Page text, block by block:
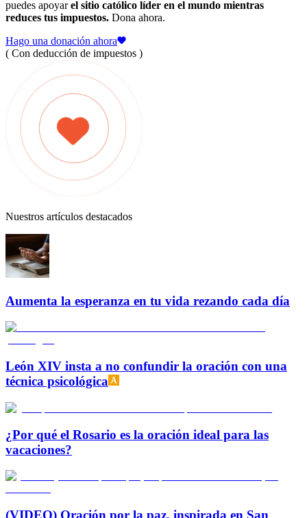
puedes apoyarel sitio católico líder en el mundo mientras
reduces tus impuestos. Dona ahora.
Hago una donación ahora
( Con deducción de impuestos )
Nuestros artículos destacados
Aumenta la esperanza en tu vida rezando cada día
León XIV insta a no confundir la oración con una
técnica psicológica
¿Por qué el Rosario es la oración ideal para las
vacaciones?
(VIDEO) Oración por la paz, inspirada en San